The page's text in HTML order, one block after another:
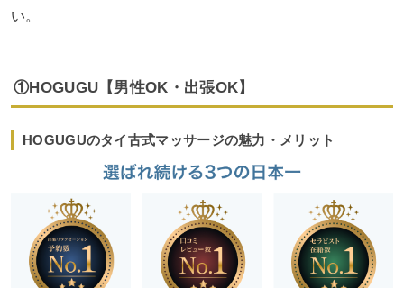
い。
①HOGUGU【男性OK・出張OK】
HOGUGUのタイ古式マッサージの魅力・メリット